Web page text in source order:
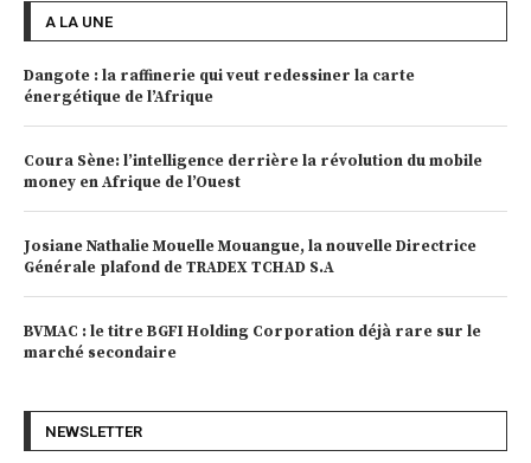
A LA UNE
Dangote : la raffinerie qui veut redessiner la carte
énergétique de l’Afrique
Coura Sène: l’intelligence derrière la révolution du mobile
money en Afrique de l’Ouest
Josiane Nathalie Mouelle Mouangue, la nouvelle Directrice
Générale plafond de TRADEX TCHAD S.A
BVMAC : le titre BGFI Holding Corporation déjà rare sur le
marché secondaire
NEWSLETTER